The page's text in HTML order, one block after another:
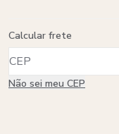
Calcular frete
Não sei meu CEP